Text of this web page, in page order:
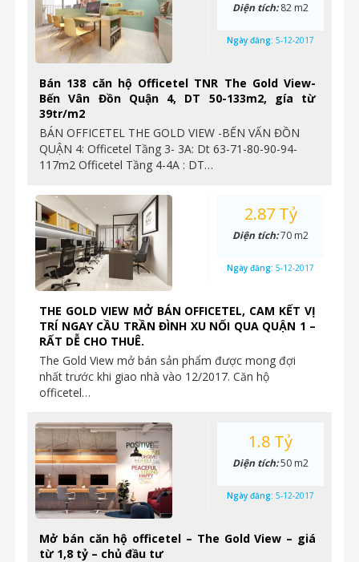
Bán 138 căn hộ Officetel TNR The Gold View-
Bến Vân Đồn Quận 4, DT 50-133m2, gía từ
39tr/m2
BÁN OFFICETEL THE GOLD VIEW -BẾN VẤN ĐỒN
QUẬN 4: Officetel Tầng 3- 3A: Dt 63-71-80-90-94-
117m2 Officetel Tầng 4-4A : DT…
Diện tích:82 m2
Ngày đăng: 5-12-2017
THE GOLD VIEW MỞ BÁN OFFICETEL, CAM KẾT VỊ
TRÍ NGAY CẦU TRẦN ĐÌNH XU NỐI QUA QUẬN 1 –
RẤT DỄ CHO THUÊ.
The Gold View mở bán sản phẩm được mong đợi
nhất trước khi giao nhà vào 12/2017. Căn hộ
officetel…
2.87 Tỷ
Diện tích:70 m2
Ngày đăng: 5-12-2017
Mở bán căn hộ officetel – The Gold View – giá
từ 1,8 tỷ – chủ đầu tư
1.8 Tỷ
Diện tích:50 m2
Ngày đăng: 5-12-2017